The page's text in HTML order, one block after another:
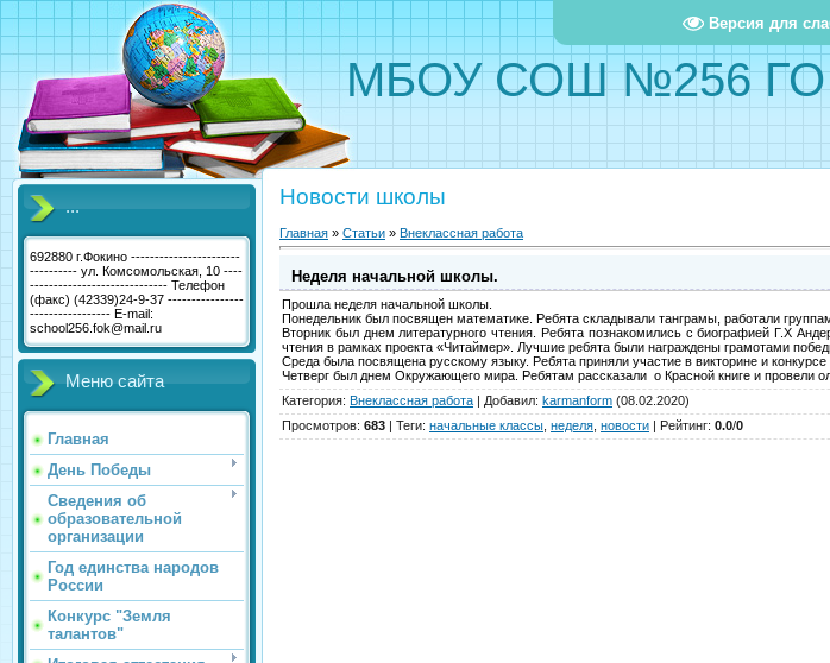
Версия для
МБОУ СОШ №256 ГО
...
692880 г.Фокино -----------------------
---------- ул. Комсомольская, 10 ----
----------------------------- Телефон
(факс) (42339)24-9-37 ----------------
----------------- E-mail:
school256.fok@mail.ru
Меню сайта
Главная
День Победы
Сведения об
образовательной
организации
Год единства народов
России
Конкурс "Земля
талантов"
Новости школы
Главная » Статьи » Внеклассная работа
Неделя начальной школы.
Прошла неделя начальной школы.
Понедельник был посвящен математике. Ребята складывали танграмы, работали
Вторник был днем литературного чтения. Ребята познакомились с биографией Г.Х
чтения в рамках проекта «Читаймер». Лучшие ребята были награждены грамотами
Среда была посвящена русскому языку. Ребята приняли участие в викторине и
Четверг был днем Окружающего мира. Ребятам рассказали о Красной книге и провели
Категория: Внеклассная работа | Добавил: karmanform (08.02.2020)
Просмотров: 683 | Теги: начальные классы неделя новости | Рейтинг: 0.0/0